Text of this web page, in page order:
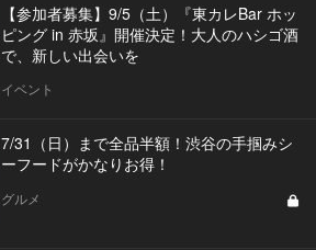
【参加者募集】9/5（土）『東カレBar ホッ
ピング in 赤坂』開催決定！大人のハシゴ酒
で、新しい出会いを
イベント
7/31（日）まで全品半額！渋谷の手掴みシ
ーフードがかなりお得！
グルメ